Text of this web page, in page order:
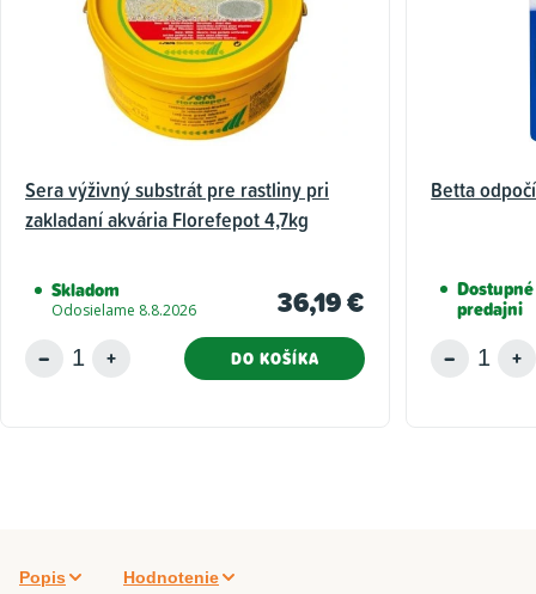
Sera výživný substrát pre rastliny pri
zakladaní akvária Florefepot 4,7kg
Skladom
Odosielame 8.8.2026 36,19 €
DO KOŠÍKA
Betta
predajni
Popis Hodnotenie